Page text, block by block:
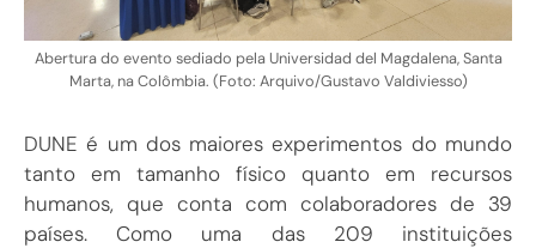
Abertura do evento sediado pela Universidad del Magdalena, Santa
Marta, na Colômbia. (Foto: Arquivo/Gustavo Valdiviesso)
DUNE é um dos maiores experimentos do mundo
tanto em tamanho físico quanto em recursos
humanos, que conta com colaboradores de 39
países. Como uma das 209 instituições